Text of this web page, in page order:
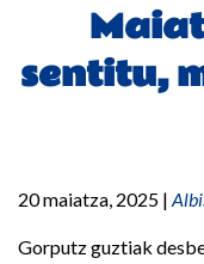
sentitu,
20 maiatza, 2025 |
Gorputz guztiak